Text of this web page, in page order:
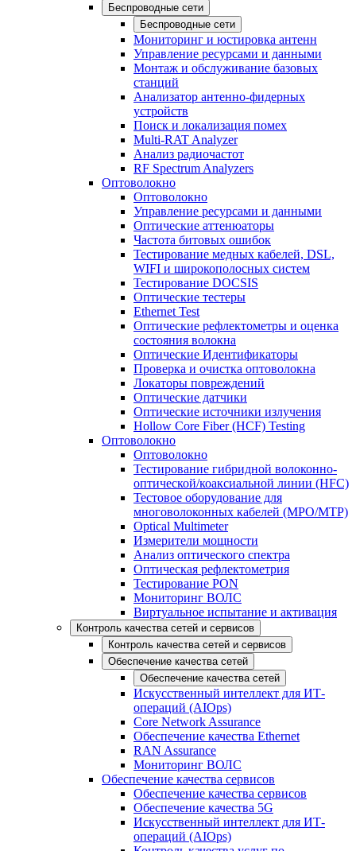
Беспроводные сети
Беспроводные сети
Мониторинг и юстировка антенн
Управление ресурсами и данными
Монтаж и обслуживание базовых
станций
Анализатор антенно-фидерных
устройств
Поиск и локализация помех
Multi-RAT Analyzer
Анализ радиочастот
RF Spectrum Analyzers
Оптоволокно
Оптоволокно
Управление ресурсами и данными
Оптические aттенюаторы
Частота битовых ошибок
Тестирование медных кабелей, DSL,
WIFI и широкополосных систем
Тестирование DOCSIS
Оптические тестеры
Ethernet Test
Оптические рефлектометры и оценка
состояния волокна
Оптические Идентификаторы
Проверка и очистка оптоволокна
Локаторы повреждений
Оптические датчики
Оптические источники излучения
Hollow Core Fiber (HCF) Testing
Оптоволокно
Оптоволокно
Тестирование гибридной волоконно-
оптической/коаксиальной линии (HFC)
Тестовое оборудование для
многоволоконных кабелей (MPO/MTP)
Optical Multimeter
Измерители мощности
Анализ оптического спектра
Оптическая рефлектометрия
Тестирование PON
Мониторинг ВОЛС
Виртуальное испытание и активация
Контроль качества сетей и сервисов
Контроль качества сетей и сервисов
Обеспечение качества сетей
Обеспечение качества сетей
Искусственный интеллект для ИТ-
операций (AIOps)
Core Network Assurance
Обеспечение качества Ethernet
RAN Assurance
Мониторинг ВОЛС
Обеспечение качества сервисов
Обеспечение качества сервисов
Обеспечение качества 5G
Искусственный интеллект для ИТ-
операций (AIOps)